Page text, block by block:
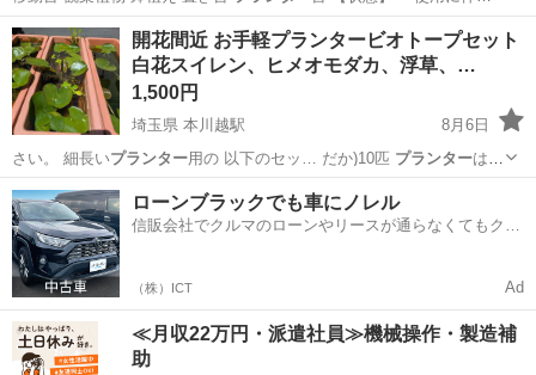
愛知 名古屋市 収納家具 鉢植え
開花間近 お手軽プランタービオトープセット
白花スイレン、ヒメオモダカ、浮草、…
1,500円
埼玉県 本川越駅
8月6日
さい。 細長いプランター用の 以下のセッ… だか)10匹 プランターは付
属しません。… た水を溜められるプランターは、安い物ではシ…
埼玉 川越市 本川越駅 その他
ローンブラックでも車にノレル
信販会社でクルマのローンやリースが通らなくてもクル
（株）ICT Ad
≪月収22万円・派遣社員≫機械操作・製造補
助